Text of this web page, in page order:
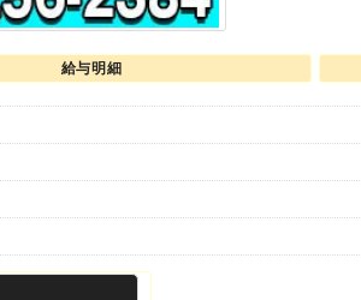
給与明細